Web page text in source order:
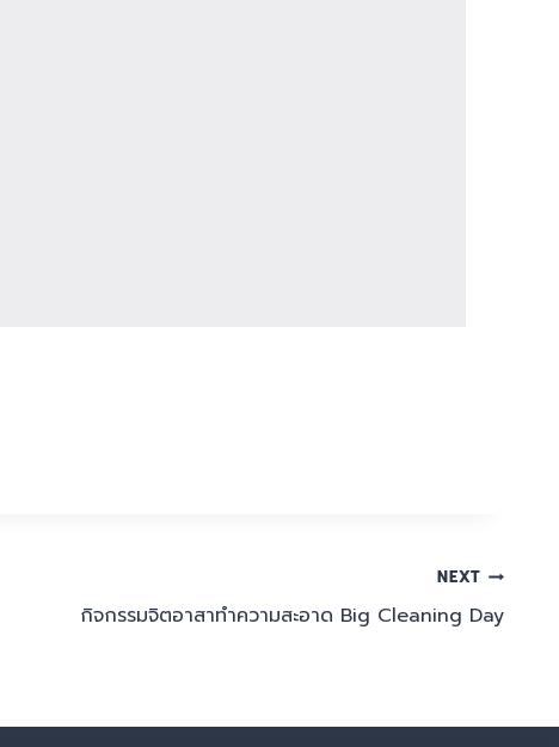
NEXT
กิจกรรมจิตอาสาทำความสะอาด Big Cleaning Day